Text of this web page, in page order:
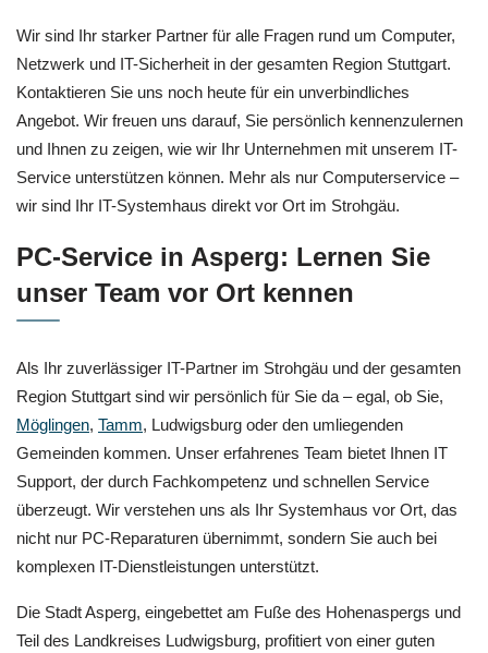
Wir sind Ihr starker Partner für alle Fragen rund um Computer,
Netzwerk und IT-Sicherheit in der gesamten Region Stuttgart.
Kontaktieren Sie uns noch heute für ein unverbindliches
Angebot. Wir freuen uns darauf, Sie persönlich kennenzulernen
und Ihnen zu zeigen, wie wir Ihr Unternehmen mit unserem IT-
Service unterstützen können. Mehr als nur Computerservice –
wir sind Ihr IT-Systemhaus direkt vor Ort im Strohgäu.
PC-Service in Asperg: Lernen Sie
unser Team vor Ort kennen
Als Ihr zuverlässiger IT-Partner im Strohgäu und der gesamten
Region Stuttgart sind wir persönlich für Sie da – egal, ob Sie,
Möglingen, Tamm, Ludwigsburg oder den umliegenden
Gemeinden kommen. Unser erfahrenes Team bietet Ihnen IT
Support, der durch Fachkompetenz und schnellen Service
überzeugt. Wir verstehen uns als Ihr Systemhaus vor Ort, das
nicht nur PC-Reparaturen übernimmt, sondern Sie auch bei
komplexen IT-Dienstleistungen unterstützt.
Die Stadt Asperg, eingebettet am Fuße des Hohenaspergs und
Teil des Landkreises Ludwigsburg, profitiert von einer guten